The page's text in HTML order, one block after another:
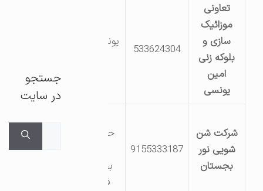
تعاونی
موزائیک
سازی و
بلوکه زنی
امین
یونسی
533624304
یونسی- انتهای
شرکت شن
شویی نور
بجستان
9155333187
حاشیه جاده
بجستان به
فیض آباد
جستجو
در سایت